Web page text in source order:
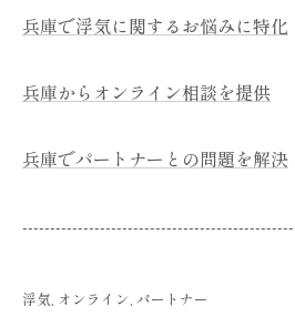
兵庫で浮気に関するお悩みに特化
兵庫からオンライン相談を提供
兵庫でパートナーとの問題を解決
浮気 オンライン パートナー